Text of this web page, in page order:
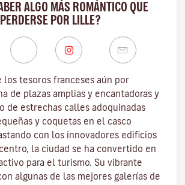
ALGO MÁS ROMÁNTICO QUE
PERDERSE POR LILLE?
los tesoros franceses aún por
de plazas amplias y encantadoras y
de estrechas calles adoquinadas
y coquetas en el casco
con los innovadores edificios
la ciudad se ha convertido en
para el turismo. Su vibrante
algunas de las mejores galerías de